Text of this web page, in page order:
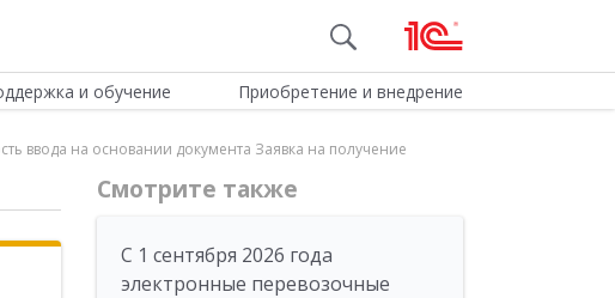
и обучение Приобретение и внедрение
ввода на основании документа Заявка на получение
Смотрите также
С 1 сентября 2026 года
электронные перевозочные